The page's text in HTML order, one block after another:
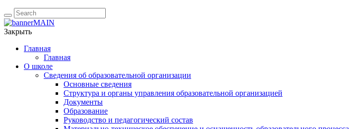
Закрыть
Главная
Главная
О школе
Сведения об образовательной организации
Основные сведения
Структура и органы управления образовательной организацией
Документы
Образование
Руководство и педагогический состав